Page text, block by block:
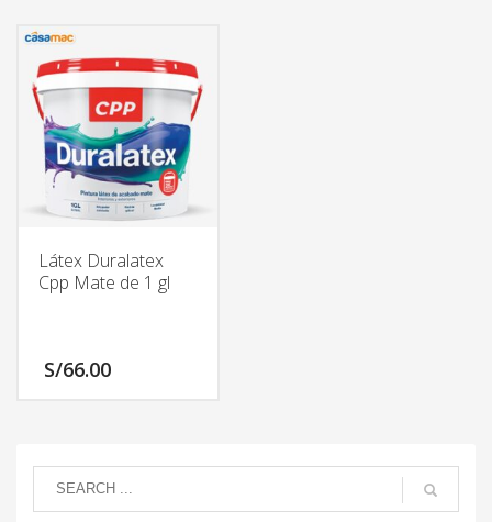
Látex Duralatex
Cpp Mate de 1 gl
S/66.00
múltiples
variantes.